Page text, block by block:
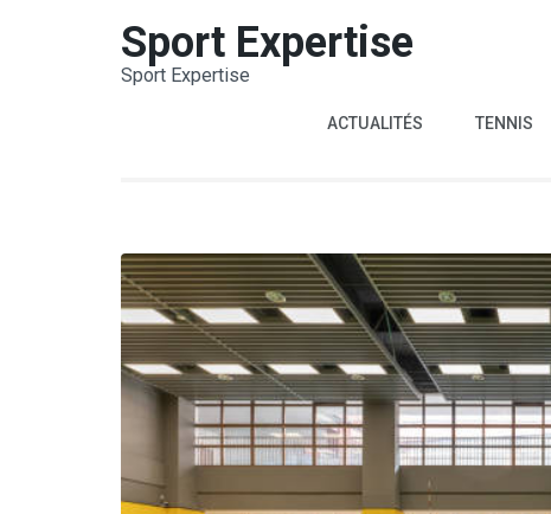
Sport Expertise
Sport Expertise
ACTUALITÉS TENNIS